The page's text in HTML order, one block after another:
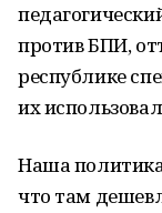
против БПИ,
республике
их
Наша
что там